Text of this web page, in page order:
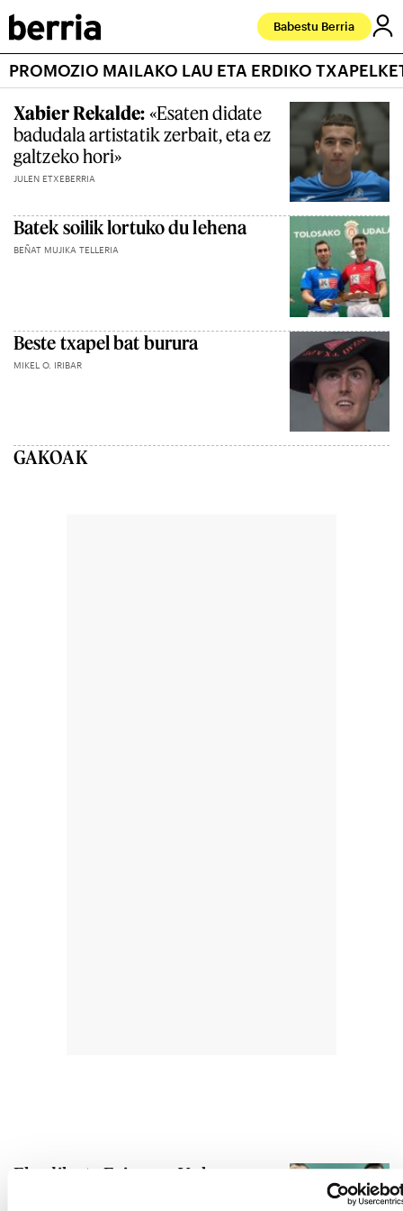
Babestu Berria
PROMOZIO MAILAKO LAU ETA ERDIKO
Xabier Rekalde: «Esaten didate
badudala artistatik zerbait, eta ez
galtzeko hori»
JULEN ETXEBERRIA
Batek soilik lortuko du lehena
BEÑAT MUJIKA TELLERIA
Beste txapel bat burura
MIKEL O. IRIBAR
GAKOAK
Elordik eta Egiguren V.ak